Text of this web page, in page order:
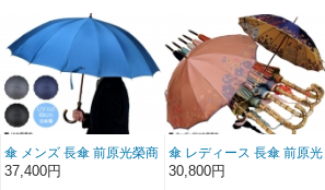
傘 メンズ 長傘 前原光榮商
店 大判 カーボン 16本骨
37,400円
傘 レディース 長傘 前原光
榮商店 カーボン 16本骨
30,800円